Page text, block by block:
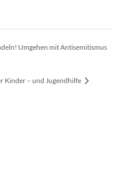
Umgehen mit Antisemitismus
Kinder – und Jugendhilfe